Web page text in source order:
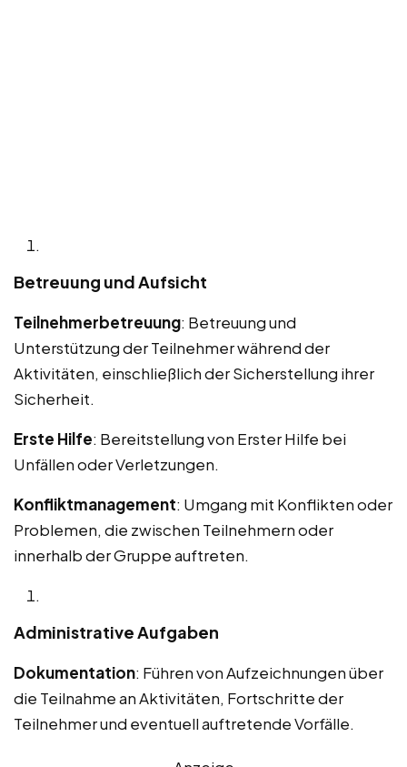
Betreuung und Aufsicht
Teilnehmerbetreuung: Betreuung und
Unterstützung der Teilnehmer während der
Aktivitäten, einschließlich der Sicherstellung ihrer
Sicherheit.
Erste Hilfe: Bereitstellung von Erster Hilfe bei
Unfällen oder Verletzungen.
Konfliktmanagement: Umgang mit Konflikten oder
Problemen, die zwischen Teilnehmern oder
innerhalb der Gruppe auftreten.
Administrative Aufgaben
Dokumentation: Führen von Aufzeichnungen über
die Teilnahme an Aktivitäten, Fortschritte der
Teilnehmer und eventuell auftretende Vorfälle.